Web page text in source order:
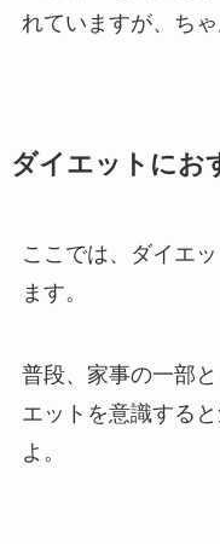
れていますが、ち
ダイエットにお
ここでは、ダイエ
ます。
普段、家事の一部
エットを意識する
よ。